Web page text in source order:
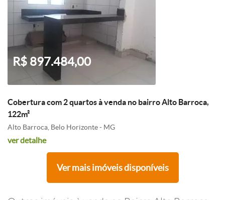
R$ 897.484,00
Cobertura com 2 quartos à venda no bairro Alto Barroca,
122m²
Alto Barroca, Belo Horizonte - MG
ver detalhe
Ver mais imóveis disponíveis